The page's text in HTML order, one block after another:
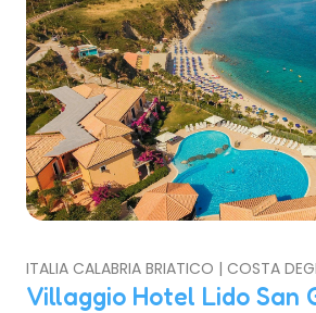
ITALIA CALABRIA BRIATICO | COSTA
Villaggio Hotel Lido San